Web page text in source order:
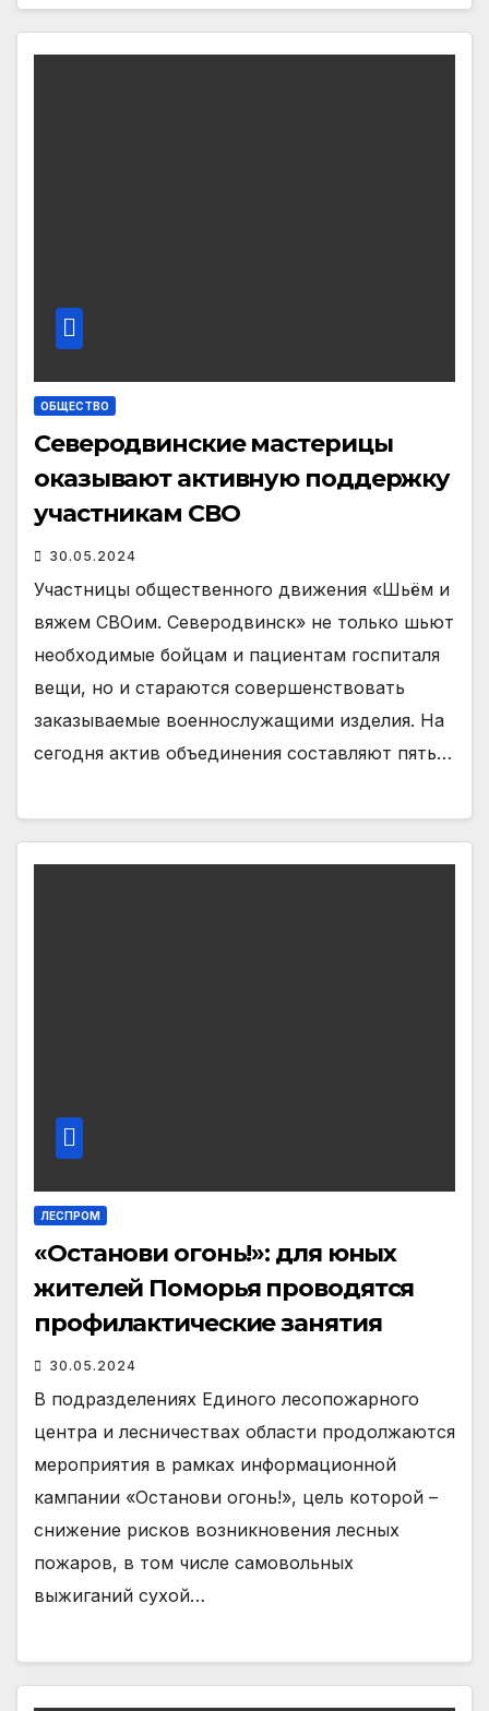
ОБЩЕСТВО
Северодвинские мастерицы
оказывают активную поддержку
участникам СВО
30.05.2024
Участницы общественного движения «Шьём и
вяжем СВОим. Северодвинск» не только шьют
необходимые бойцам и пациентам госпиталя
вещи, но и стараются совершенствовать
заказываемые военнослужащими изделия. На
сегодня актив объединения составляют пять…
ЛЕСПРОМ
«Останови огонь!»: для юных
жителей Поморья проводятся
профилактические занятия
30.05.2024
В подразделениях Единого лесопожарного
центра и лесничествах области продолжаются
мероприятия в рамках информационной
кампании «Останови огонь!», цель которой –
снижение рисков возникновения лесных
пожаров, в том числе самовольных
выжиганий сухой…